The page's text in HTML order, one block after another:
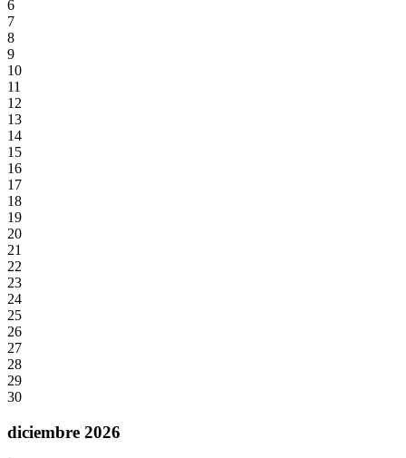
6
7
8
9
10
11
12
13
14
15
16
17
18
19
20
21
22
23
24
25
26
27
28
29
30
diciembre 2026